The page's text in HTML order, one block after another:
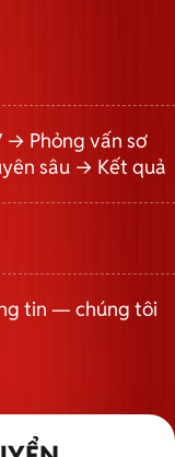
→ Phỏng vấn sơ
sâu → Kết quả
tin — chúng tôi